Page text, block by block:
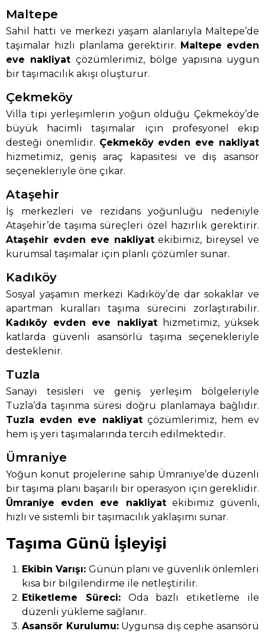
Maltepe
Sahil hattı ve merkezi yaşam alanlarıyla Maltepe’de
taşımalar hızlı planlama gerektirir. Maltepe evden
eve nakliyat çözümlerimiz, bölge yapısına uygun
bir taşımacılık akışı oluşturur.
Çekmeköy
Villa tipi yerleşimlerin yoğun olduğu Çekmeköy’de
büyük hacimli taşımalar için profesyonel ekip
desteği önemlidir. Çekmeköy evden eve nakliyat
hizmetimiz, geniş araç kapasitesi ve dış asansör
seçenekleriyle öne çıkar.
Ataşehir
İş merkezleri ve rezidans yoğunluğu nedeniyle
Ataşehir’de taşıma süreçleri özel hazırlık gerektirir.
Ataşehir evden eve nakliyatekibimiz, bireysel ve
kurumsal taşımalar için planlı çözümler sunar.
Kadıköy
Sosyal yaşamın merkezi Kadıköy’de dar sokaklar ve
apartman kuralları taşıma sürecini zorlaştırabilir.
Kadıköy evden eve nakliyathizmetimiz, yüksek
katlarda güvenli asansörlü taşıma seçenekleriyle
desteklenir.
Tuzla
Sanayi tesisleri ve geniş yerleşim bölgeleriyle
Tuzla’da taşınma süresi doğru planlamaya bağlıdır.
Tuzla evden eve nakliyatçözümlerimiz, hem ev
hem iş yeri taşımalarında tercih edilmektedir.
Ümraniye
Yoğun konut projelerine sahip Ümraniye’de düzenli
bir taşıma planı başarılı bir operasyon için gereklidir.
Ümraniye evden eve nakliyatekibimiz güvenli,
hızlı ve sistemli bir taşımacılık yaklaşımı sunar.
Taşıma Günü İşleyişi
Ekibin Varışı: Günün planı ve güvenlik önlemleri
kısa bir bilgilendirme ile netleştirilir.
Etiketleme Süreci:Oda bazlı etiketleme ile
düzenli yükleme sağlanır.
Asansör Kurulumu:Uygunsa dış cephe asansörü